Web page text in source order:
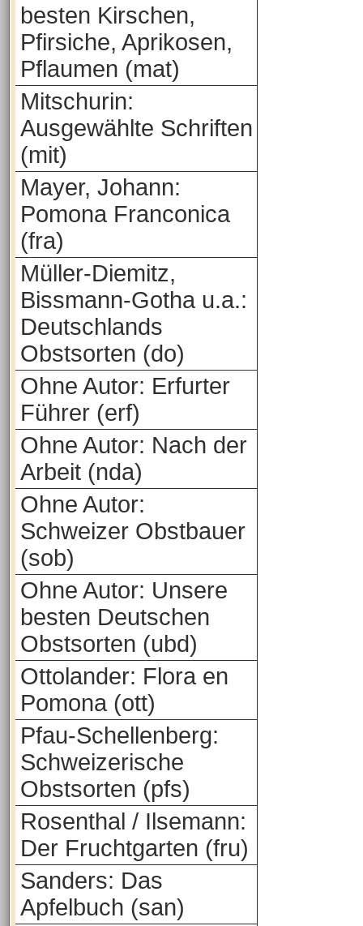
besten Kirschen,
Pfirsiche, Aprikosen,
Pflaumen (mat)
Mitschurin:
Ausgewählte Schriften
(mit)
Mayer, Johann:
Pomona Franconica
(fra)
Müller-Diemitz,
Bissmann-Gotha u.a.:
Deutschlands
Obstsorten (do)
Ohne Autor: Erfurter
Führer (erf)
Ohne Autor: Nach der
Arbeit (nda)
Ohne Autor:
Schweizer Obstbauer
(sob)
Ohne Autor: Unsere
besten Deutschen
Obstsorten (ubd)
Ottolander: Flora en
Pomona (ott)
Pfau-Schellenberg:
Schweizerische
Obstsorten (pfs)
Rosenthal / Ilsemann:
Der Fruchtgarten (fru)
Sanders: Das
Apfelbuch (san)